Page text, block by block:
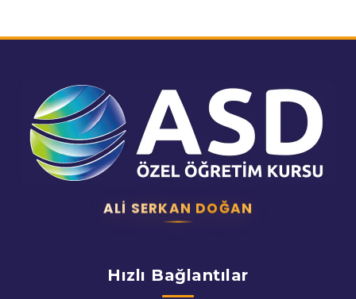
ALI SERKAN DOĞAN
Hızlı Bağlantılar